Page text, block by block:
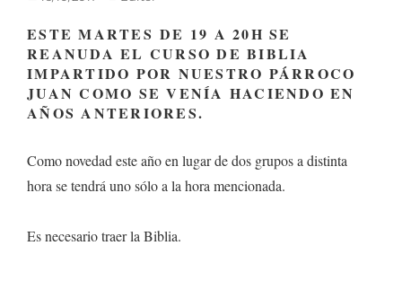
ESTE MARTES DE 19 A 20H SE
REANUDA EL CURSO DE BIBLIA
IMPARTIDO POR NUESTRO PÁRROCO
JUAN COMO SE VENÍA HACIENDO EN
AÑOS ANTERIORES.
Como novedad este año en lugar de dos grupos a distinta
hora se tendrá uno sólo a la hora mencionada.
Es necesario traer la Biblia.